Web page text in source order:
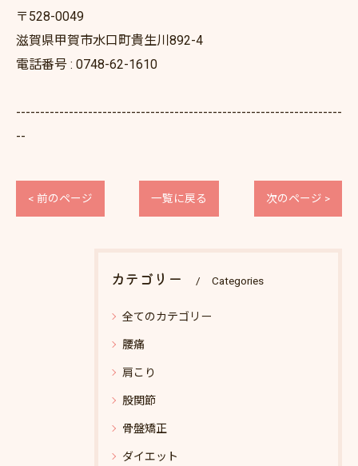
〒528-0049
滋賀県甲賀市水口町貴生川892-4
電話番号 : 0748-62-1610
--------------------------------------------------------------------
--
< 前のページ 一覧に戻る 次のページ >
カテゴリー Categories
全てのカテゴリー
腰痛
肩こり
股関節
骨盤矯正
ダイエット